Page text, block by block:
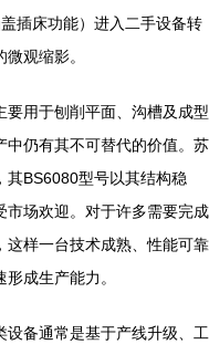
插床功能）进入二手设备转
观缩影。
用于刨削平面、沟槽及成型
中仍有其不可替代的价值。苏
其BS6080型号以其结构稳
市场欢迎。对于许多需要完成
这样一台技术成熟、性能可靠
成生产能力。
设备通常是基于产线升级、工